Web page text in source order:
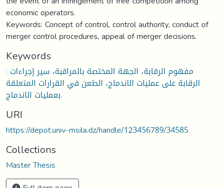
economic operators.
Keywords: Concept of control, control authority, conduct of
merger control procedures, appeal of merger decisions.
Keywords
: مفهوم الرقابة، الجهة المختصة بالمراقبة، سير إجراءات
الرقابة على عمليات الاندماج، الطعن في القرارات المتعلقة
بعمليات الاندماج.
URI
https://depot.univ-msila.dz/handle/123456789/34585
Collections
Master Thesis